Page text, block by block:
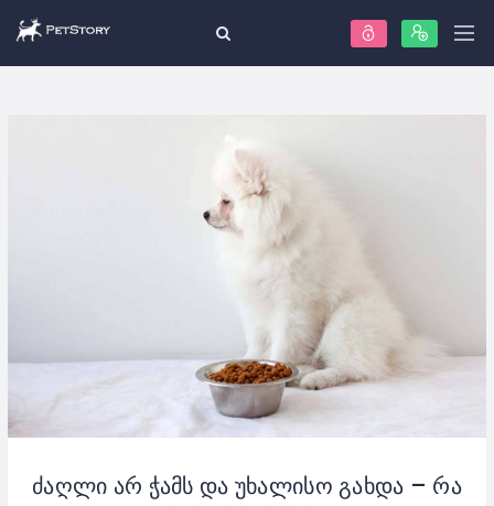
ძაღლი არ ჭამს და უხალისო გახდა – რა